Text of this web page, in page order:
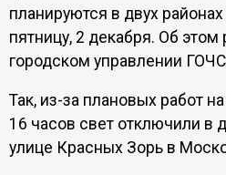
планируются в двух
пятницу, 2 декабря. Об этом
городском управлении
Так, из-за плановых работ
16 часов свет отключили
улице Красных Зорь в